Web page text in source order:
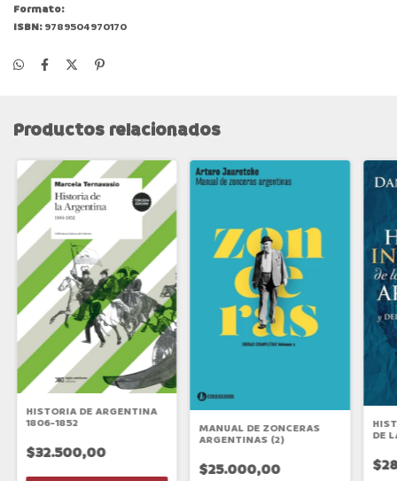
Formato:
ISBN:9789504970170
Productos relacionados
HISTORIA DE ARGENTINA
1806-1852
$32.500,00
MANUAL DE ZONCERAS
ARGENTINAS (2)
$25.000,00
DE